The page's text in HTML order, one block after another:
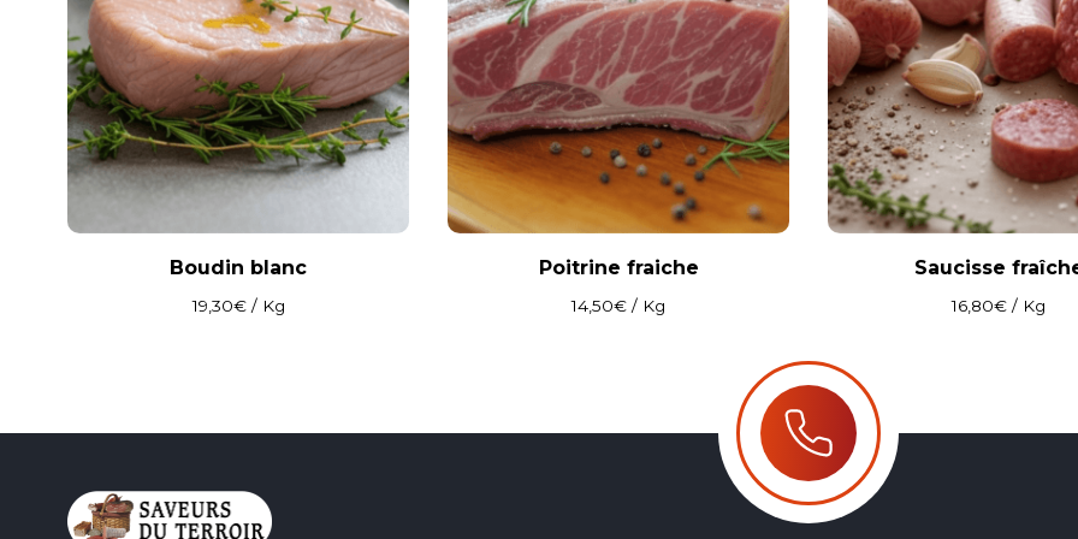
Boudin blanc
19,30€/ Kg
Poitrine fraiche
14,50€ / Kg
Saucisse
16,80€ / Kg